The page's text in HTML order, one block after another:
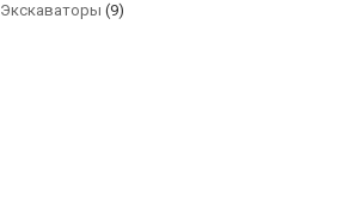
Экскаваторы (9)